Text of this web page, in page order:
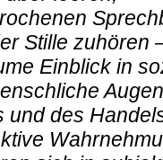
Stille zuhören
Einblick in
und des